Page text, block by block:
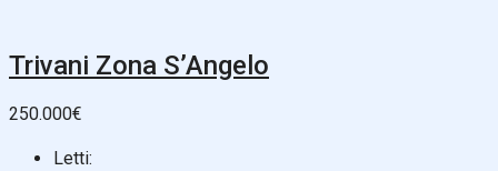
Trivani Zona S’Angelo
250.000€
Letti: